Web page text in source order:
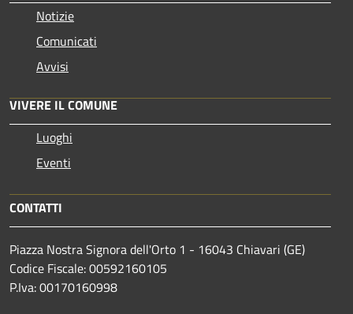
Notizie
Comunicati
Avvisi
VIVERE IL COMUNE
Luoghi
Eventi
CONTATTI
Piazza Nostra Signora dell'Orto 1 - 16043 Chiavari (GE)
Codice Fiscale: 00592160105
P.Iva: 00170160998